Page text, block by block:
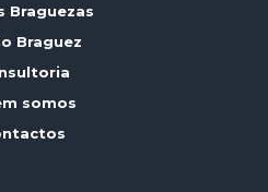
Braguezas
Braguez
somos